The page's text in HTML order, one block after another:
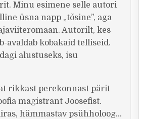
Minu esimene selle autori
üsna napp „tõsine”, aga
Autorilt, kes
avaldab kobakaid telliseid.
alustuseks, isu
rikkast perekonnast pärit
magistrant Joosefist.
hämmastav psühholoog…